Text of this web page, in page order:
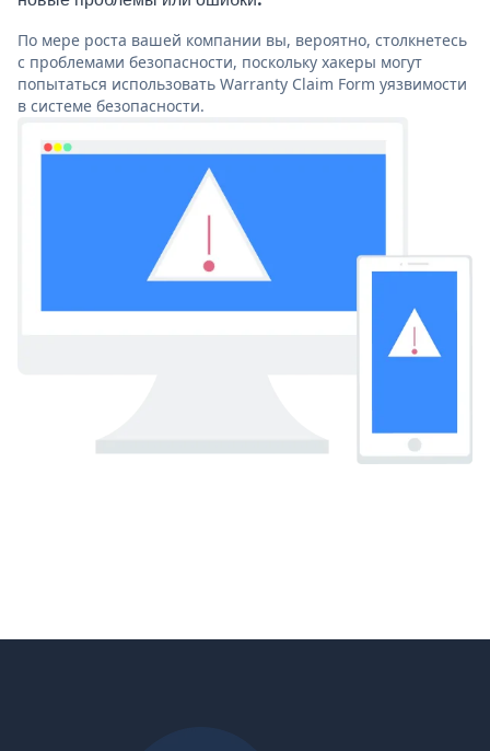
По мере роста вашей компании вы, вероятно, столкнетесь
с проблемами безопасности, поскольку хакеры могут
попытаться использовать Warranty Claim Form уязвимости
в системе безопасности.